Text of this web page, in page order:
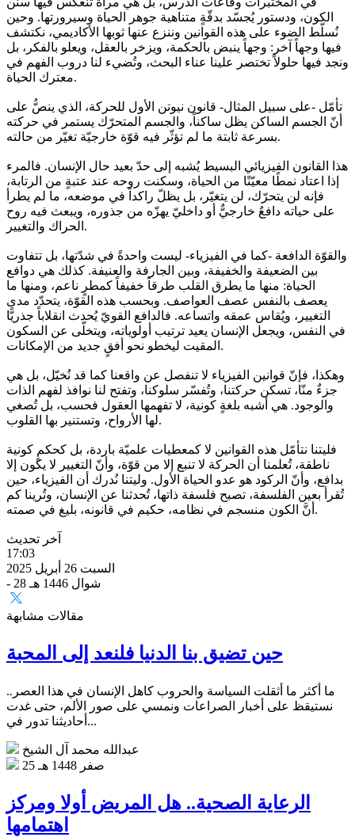
الكون، ودستور يُجسّد بدقّةٍ متناهية جوهر الحياة وسيرورتها. وحين
نُسلّط الضوء على هذه القوانين وننزع عنها ثوبها الأكاديمي، نكتشف
فيها وجهاً آخر: وجهاً ينبض بالحكمة، ويزخر بالعقل، ويعلو بالفكر، بل
ونجد فيها حلولاً تختصر علينا عناء البحث، وتُضيء لنا دروب الفهم في
معترك الحياة.
تأمّل -على سبيل المثال- قانون نيوتن الأول للحركة، الذي ينصُّ على
أنّ الجسم الساكن يظل ساكناً، والجسم المتحرّك يستمر في حركته
بسرعة ثابتة ما لم تؤثّر فيه قوّة خارجيّة تغيّر من حالته.
هذا القانون الفيزيائي البسيط يُشبه إلى حدّ بعيد حال الإنسان. فالمرء
إذا اعتاد نمطًا معيّنًا من الحياة، وسكنت روحه عند عتبةٍ من الرتابة،
فإنه لن يتحرّك، لن يتغيّر، بل يظلّ راكداً في موضعه، ما لم يطرأ
على حياته دافعٌ خارجيٌّ أو داخليّ يهزّه من جذوره، ويبعث فيه روح
الحراك والتغيير.
والقوّة الدافعة -كما في الفيزياء- ليست واحدةً في شدّتها، بل تتفاوت
بين الضعيفة والخفيفة، وبين الجارفة والعنيفة. كذلك هي دوافع
الحياة: منها ما يطرق القلب طرقاً خفيفاً كمطرٍ ناعم، ومنها ما
يعصف بالنفس عصف العواصف. وبحسب هذه القوّة، يتحدّد مدى
التغيير، ويُقاس عمقه واتساعه. فالدافع القويّ يُحدث انقلاباً جذريًّا
في النفس، ويجعل الإنسان يعيد ترتيب أولوياته، ويتخلّى عن السكون
المقيت ليخطو نحو أفقٍ جديد من الإمكانات.
وهكذا، فإنّ قوانين الفيزياء لا تنفصل عن واقعنا كما قد نُخيّل، بل هي
جزءٌ منّا، تسكن حركتنا، وتُفسّر سلوكنا، وتفتح لنا نوافذ لفهم الذات
والوجود. هي أشبه بلغةٍ كونية، لا تفهمها العقول فحسب، بل تُصغي
لها الأرواح، وتستنير بها القلوب.
فليتنا نتأمّل هذه القوانين لا كمعطيات علميّة باردة، بل كحكمٍ كونية
ناطقة، تُعلمنا أن الحركة لا تنبع إلا من قوّة، وأنّ التغيير لا يكون إلا
بدافع، وأنّ الركود هو عدو الحياة الأول. وليتنا نُدرك أن الفيزياء، حين
تُقرأ بعين الفلسفة، تصبح فلسفة ذاتها، تُحدثنا عن الإنسان، وتُرينا كم
أنَّ الكون منسجم في نظامه، حكيم في قانونه، بليغ في صمته.
آخر تحديث
17:03
السبت 26 أبريل 2025
- 28 شوال 1446 هـ
مقالات مشابهة
حين تضيق بنا الدنيا فلنعد إلى المحبة
ما أكثر ما أثقلت السياسة والحروب كاهل الإنسان في هذا العصر..
نستيقظ على أخبار الصراعات ونمسي على صور الألم، حتى غدت
أحاديثنا تدور في...
عبدالله محمد آل الشيخ
25 صفر 1448 هـ
الرعاية الصحية.. هل المريض أولا ومركز
اهتمامها